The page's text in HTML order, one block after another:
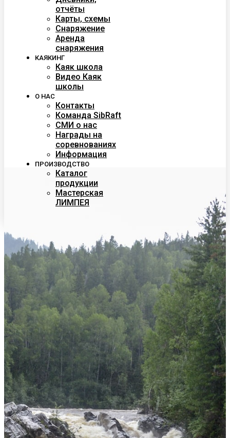
отчёты
Карты, схемы
Снаряжение
Аренда
снаряжения
КАЯКИНГ
Каяк школа
Видео Каяк
школы
О НАС
Контакты
Команда SibRaft
СМИ о нас
Награды на
соревнованиях
Информация
ПРОИЗВОДСТВО
Каталог
продукции
Мастерская
ЛИМПЕЯ